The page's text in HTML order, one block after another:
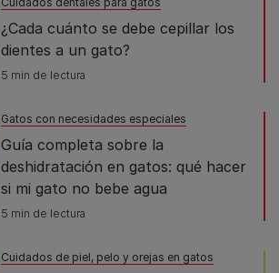
¿Cada cuánto se debe cepillar los
dientes a un gato?
5 min de lectura
Gatos con necesidades especiales
Guía completa sobre la
deshidratación en gatos: qué hacer
si mi gato no bebe agua
5 min de lectura
Cuidados de piel, pelo y orejas en gatos